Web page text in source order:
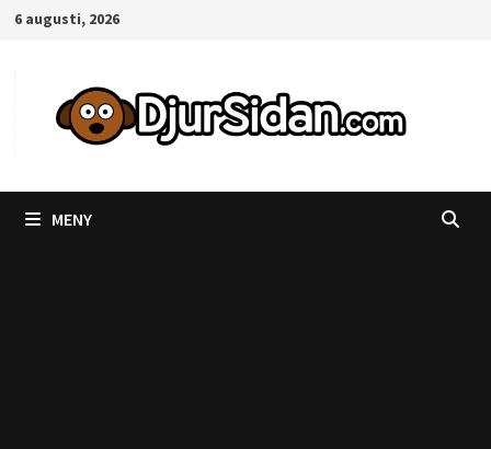
Hoppa
innehåll
6 augusti, 2026
MENY